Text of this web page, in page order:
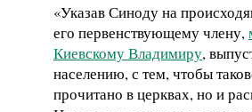
«Указав Синоду на
его первенствующему члену,
Киевскому Владимиру,
населению, с тем, чтобы
прочитано в церквах, но и